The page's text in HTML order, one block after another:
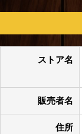
ストア名
販売者名
住所